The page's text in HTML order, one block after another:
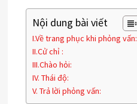
Nội dung bài viết
I.Về trang phục khi phỏng vấn:
II.Cử chỉ :
III.Chào hỏi:
IV. Thái độ:
V. Trả lời phỏng vấn: